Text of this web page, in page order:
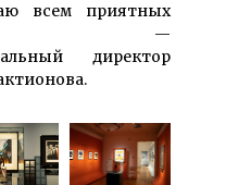
всем приятных
—
директор